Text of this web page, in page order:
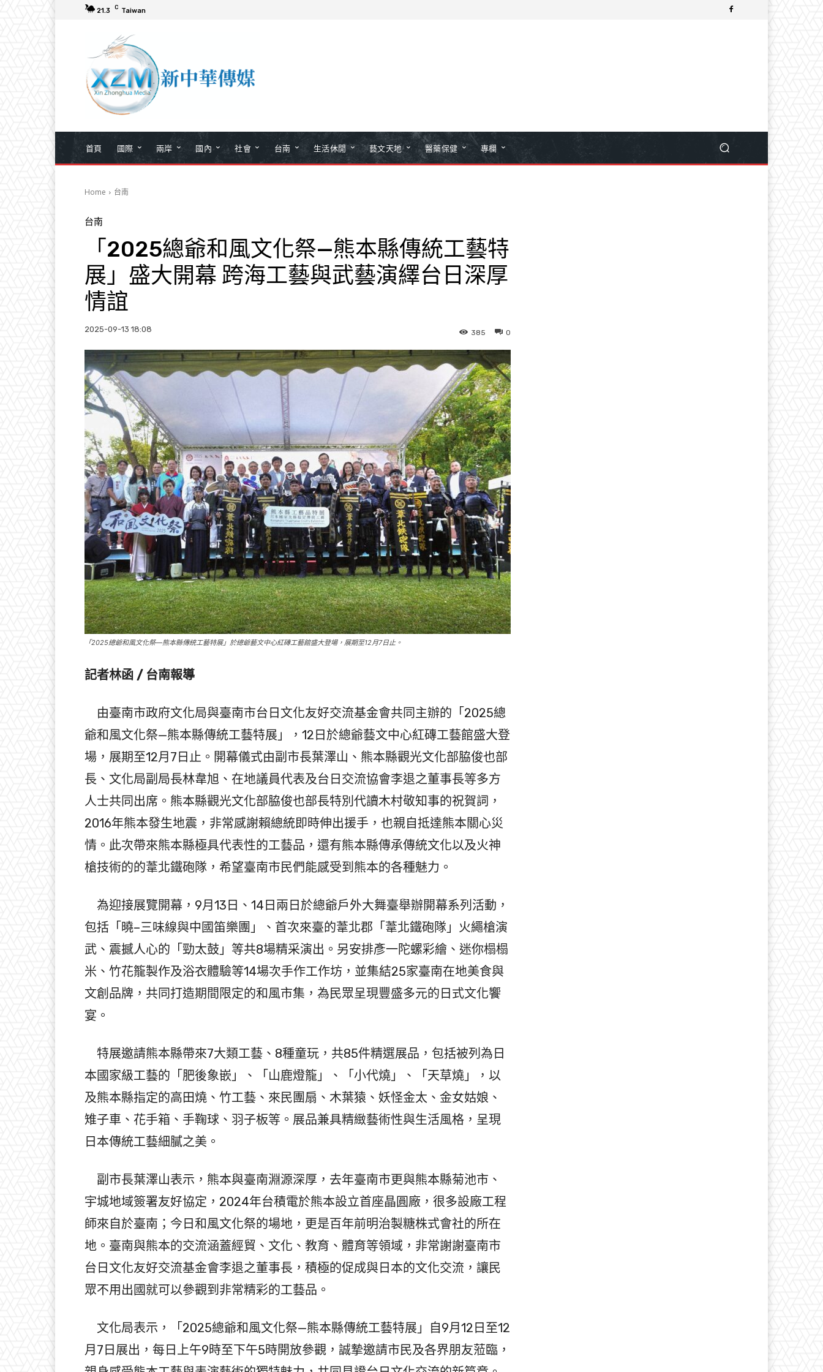
21.3 C Taiwan
首頁 國際 兩岸 國內 社會 台南 生活休閒 藝文天地 醫藥保健 專欄
Home 台南
台南
「2025總爺和風文化祭—熊本縣傳統工藝特
展」盛大開幕 跨海工藝與武藝演繹台日深厚
情誼
2025-09-13 18:08 0
385
「2025總爺和風文化祭—熊本縣傳統工藝特展」於總爺藝文中心紅磚工藝館盛大登場，展期至12月7日止。
記者林函 / 台南報導
由臺南市政府文化局與臺南市台日文化友好交流基金會共同主辦的「2025總
爺和風文化祭—熊本縣傳統工藝特展」，12日於總爺藝文中心紅磚工藝館盛大登
場，展期至12月7日止。開幕儀式由副市長葉澤山、熊本縣觀光文化部脇俊也部
長、文化局副局長林韋旭、在地議員代表及台日交流協會李退之董事長等多方
人士共同出席。熊本縣觀光文化部脇俊也部長特別代讀木村敬知事的祝賀詞，
2016年熊本發生地震，非常感謝賴總統即時伸出援手，也親自抵達熊本關心災
情。此次帶來熊本縣極具代表性的工藝品，還有熊本縣傳承傳統文化以及火神
槍技術的的葦北鐵砲隊，希望臺南市民們能感受到熊本的各種魅力。
為迎接展覽開幕，9月13日、14日兩日於總爺戶外大舞臺舉辦開幕系列活動，
包括「曉–三味線與中國笛樂團」、首次來臺的葦北郡「葦北鐵砲隊」火繩槍演
武、震撼人心的「勁太鼓」等共8場精采演出。另安排彥一陀螺彩繪、迷你榻榻
米、竹花籠製作及浴衣體驗等14場次手作工作坊，並集結25家臺南在地美食與
文創品牌，共同打造期間限定的和風市集，為民眾呈現豐盛多元的日式文化饗
宴。
特展邀請熊本縣帶來7大類工藝、8種童玩，共85件精選展品，包括被列為日
本國家級工藝的「肥後象嵌」、「山鹿燈籠」、「小代燒」、「天草燒」，以
及熊本縣指定的高田燒、竹工藝、來民團扇、木葉猿、妖怪金太、金女姑娘、
雉子車、花手箱、手鞠球、羽子板等。展品兼具精緻藝術性與生活風格，呈現
日本傳統工藝細膩之美。
副市長葉澤山表示，熊本與臺南淵源深厚，去年臺南市更與熊本縣菊池市、
宇城地域簽署友好協定，2024年台積電於熊本設立首座晶圓廠，很多設廠工程
師來自於臺南；今日和風文化祭的場地，更是百年前明治製糖株式會社的所在
地。臺南與熊本的交流涵蓋經貿、文化、教育、體育等領域，非常謝謝臺南市
台日文化友好交流基金會李退之董事長，積極的促成與日本的文化交流，讓民
眾不用出國就可以參觀到非常精彩的工藝品。
文化局表示，「2025總爺和風文化祭—熊本縣傳統工藝特展」自9月12日至12
月7日展出，每日上午9時至下午5時開放參觀，誠摯邀請市民及各界朋友蒞臨，